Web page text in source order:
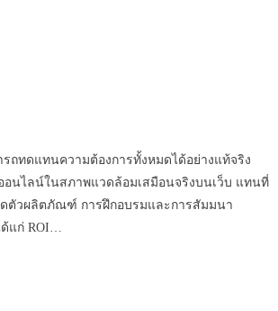
ทดแทนความต้องการทั้งหมดได้อย่างแท้จริง
อนไลน์ในสภาพแวดล้อมเสมือนจริงบนเว็บ แทนที่
ดตัวผลิตภัณฑ์ การฝึกอบรมและการสัมมนา
แก่ ROI…